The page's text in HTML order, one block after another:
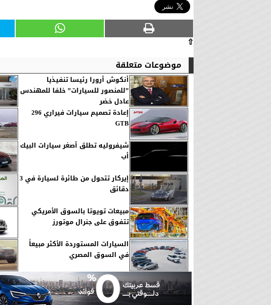
⇧
موضوعات متعلقة
أنكوش أرورا رئيسا تنفيذيا
”للمنصور للسيارات” خلفا للمهندس
عادل خضر
إعادة تصميم سيارات فيراري 296
GTB
شيفروليه تطلق أصغر سيارات البيك
أب
إيركار تتحول من طائرة لسيارة في 3
دقائق
مبيعات تويوتا بالسوق الأمريكي
تتفوق على جنرال موتورز
السيارات المستوردة الأكثر مبيعاً
في السوق المصري